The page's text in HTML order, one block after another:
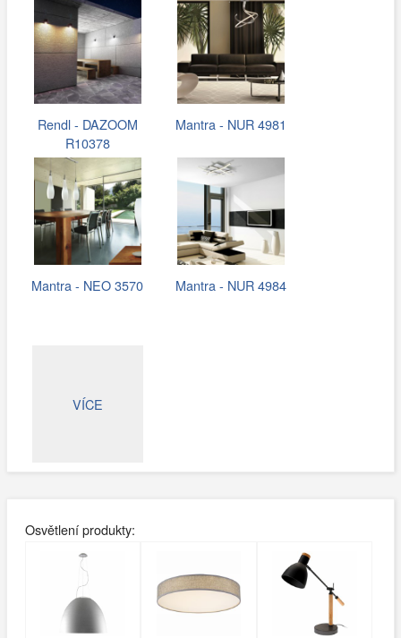
Rendl - DAZOOM
R10378
Mantra - NUR 4981
Mantra - NEO 3570 Mantra - NUR 4984
VÍCE
Osvětlení produkty: